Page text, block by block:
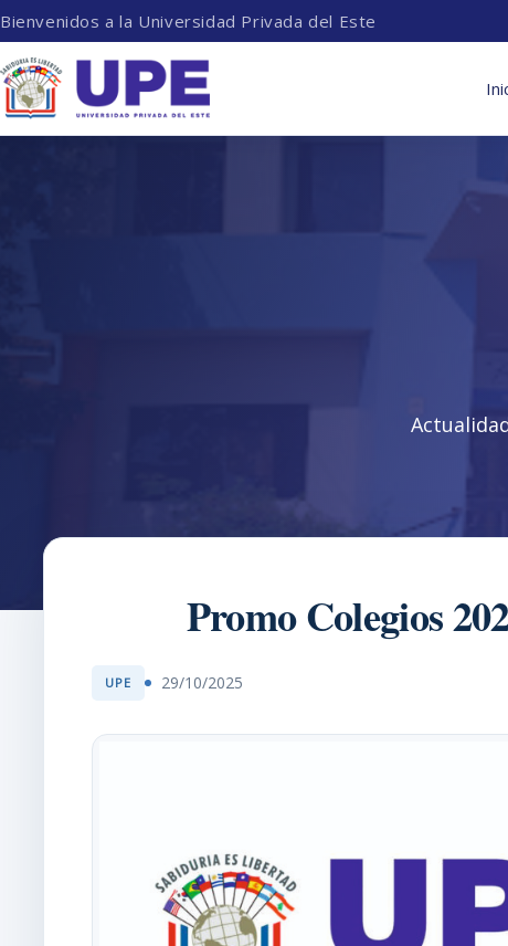
Bienvenidos a la Universidad Privada del Este
Promo Colegios
UPE 29/10/2025